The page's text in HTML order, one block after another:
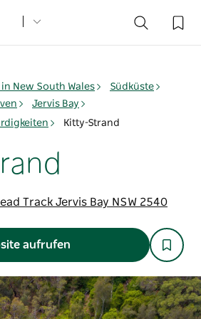
New South Wales
Südküste
Jervis Bay
Kitty-Strand
Track Jervis Bay NSW 2540
aufrufen